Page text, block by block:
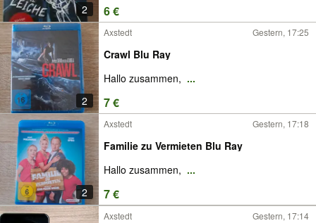
2 6 €
2
Axstedt Gestern, 17:25
Crawl Blu Ray
Hallo zusammen, ...
7 €
2
Axstedt Gestern, 17:18
Familie zu Vermieten Blu Ray
Hallo zusammen, ...
7 €
Axstedt Gestern, 17:14